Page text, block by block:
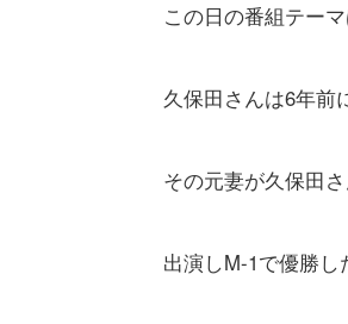
この日の番組テー
久保田さんは6年前
その元妻が久保田
出演しM-1で優勝し